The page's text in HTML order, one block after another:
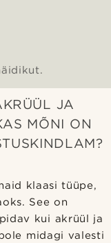
JA
MÕNI ON
klaasi tüüpe,
See on
kui akrüül ja
midagi valesti